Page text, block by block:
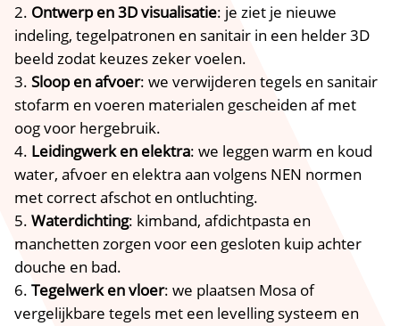
Ontwerp en 3D visualisatie: je ziet je nieuwe
indeling, tegelpatronen en sanitair in een helder 3D
beeld zodat keuzes zeker voelen.
Sloop en afvoer: we verwijderen tegels en sanitair
stofarm en voeren materialen gescheiden af met
oog voor hergebruik.
Leidingwerk en elektra: we leggen warm en koud
water, afvoer en elektra aan volgens NEN normen
met correct afschot en ontluchting.
Waterdichting: kimband, afdichtpasta en
manchetten zorgen voor een gesloten kuip achter
douche en bad.
Tegelwerk en vloer: we plaatsen Mosa of
vergelijkbare tegels met een levelling systeem en